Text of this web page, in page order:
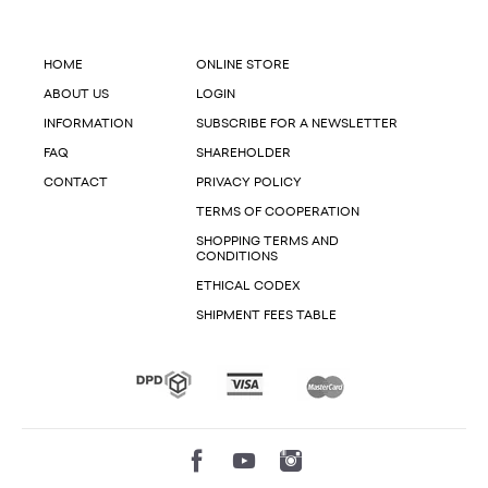
HOME
ABOUT US
INFORMATION
FAQ
CONTACT
ONLINE STORE
LOGIN
SUBSCRIBE FOR A NEWSLETTER
SHAREHOLDER
PRIVACY POLICY
TERMS OF COOPERATION
SHOPPING TERMS AND
CONDITIONS
ETHICAL CODEX
SHIPMENT FEES TABLE